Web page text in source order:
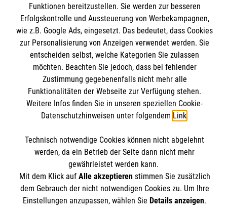
Wir Malteser
Nutzungsbedingungen
Kontakt
Impressum
Datenschutz
Malteser online
aware
Malteser in Deutschland
Malteserorden
Malteser Jugend
Malteser International
Spendenkonto
Empfänger: Malteser Hilfsdienst e.V.
IBAN: DE103 7060 120 120 120 001 2
BIC: GENODED 1PA7
Soziale Netzwerke
Funktionen bereitzustellen. Sie werden zur besseren
Erfolgskontrolle und Aussteuerung von Werbekampagnen,
wie z.B. Google Ads, eingesetzt. Das bedeutet, dass Cookies
zur Personalisierung von Anzeigen verwendet werden. Sie
entscheiden selbst, welche Kategorien Sie zulassen
möchten. Beachten Sie jedoch, dass bei fehlender
Zustimmung gegebenenfalls nicht mehr alle
Funktionalitäten der Webseite zur Verfügung stehen.
Weitere Infos finden Sie in unseren speziellen Cookie-
Datenschutzhinweisen unter folgendem Link.
Technisch notwendige Cookies können nicht abgelehnt
werden, da ein Betrieb der Seite dann nicht mehr
gewährleistet werden kann.
Mit dem Klick auf Alle akzeptierenstimmen Sie zusätzlich
dem Gebrauch der nicht notwendigen Cookies zu. Um Ihre
Einstellungen anzupassen, wählen Sie Details anzeigen.